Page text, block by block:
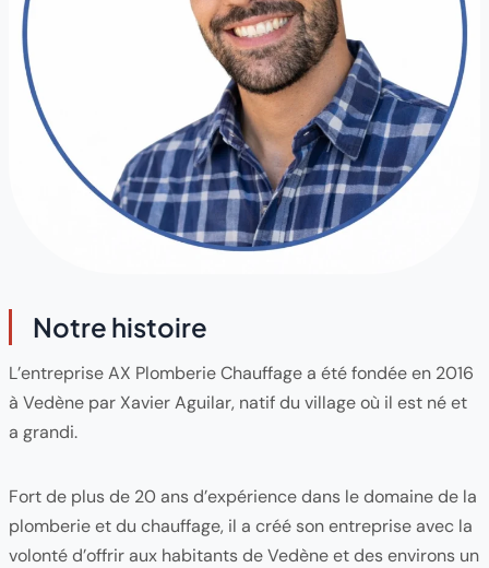
Notre histoire
L’entreprise AX Plomberie Chauffage a été fondée en 2016
à Vedène par Xavier Aguilar, natif du village où il est né et
a grandi.
Fort de plus de 20 ans d’expérience dans le domaine de la
plomberie et du chauffage, il a créé son entreprise avec la
volonté d’offrir aux habitants de Vedène et des environs un